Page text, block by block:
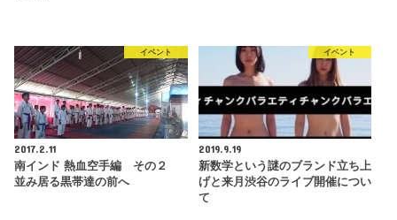
イベント
2017.2.11
南インド 熱血空手編 その２
並み居る黒帯達の前へ
イベント
2019.9.19
新数学という謎のブランド立ち上
げと来月渋谷のライブ開催につい
て